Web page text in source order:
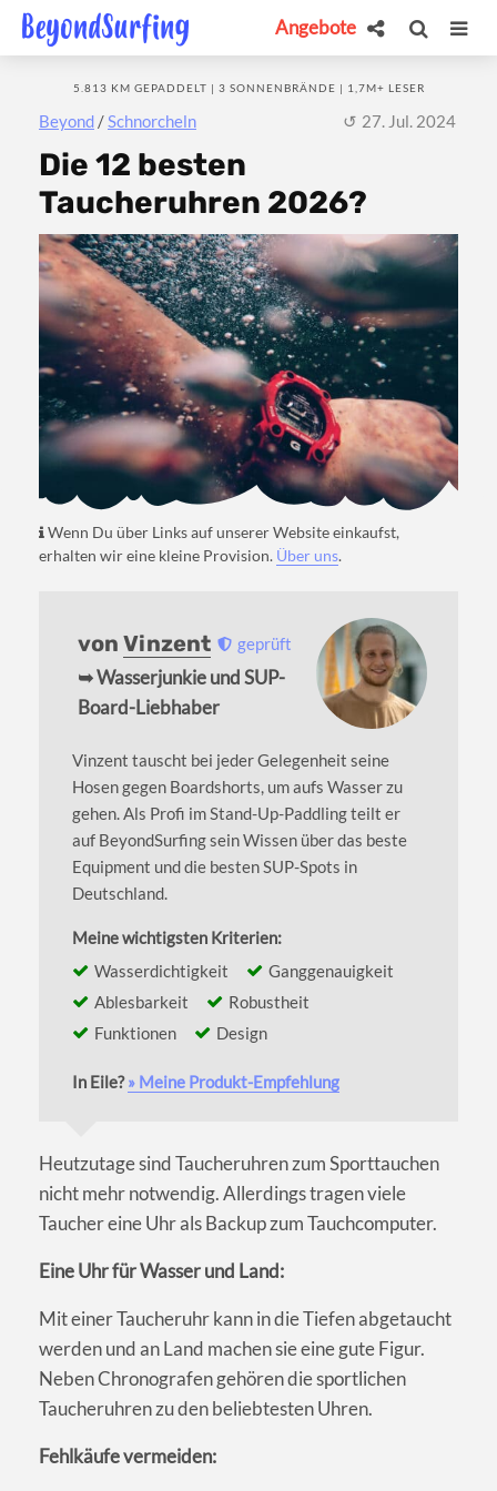
Angebote
Beyond /Schnorcheln
5.813 KM GEPADDELT | 3 SONNENBRÄNDE | 1,7M+ LESER
27. Jul. 2024
Die 12 besten
Taucheruhren 2026?
Wenn Du über Links auf unserer Website einkaufst,
erhalten wir eine kleine Provision. Über uns.
vonVinzent geprüft
➥ Wasserjunkie und SUP-
Board-Liebhaber
Vinzent tauscht bei jeder Gelegenheit seine
Hosen gegen Boardshorts, um aufs Wasser zu
gehen. Als Profi im Stand-Up-Paddling teilt er
auf BeyondSurfing sein Wissen über das beste
Equipment und die besten SUP-Spots in
Deutschland.
Meine wichtigsten Kriterien:
Wasserdichtigkeit
Ganggenauigkeit
Ablesbarkeit
Robustheit
Funktionen
Design
In Eile?» Meine Produkt-Empfehlung
Heutzutage sind Taucheruhren zum Sporttauchen
nicht mehr notwendig. Allerdings tragen viele
Taucher eine Uhr als Backup zum Tauchcomputer.
Eine Uhr für Wasser und Land:
Mit einer Taucheruhr kann in die Tiefen abgetaucht
werden und an Land machen sie eine gute Figur.
Neben Chronografen gehören die sportlichen
Taucheruhren zu den beliebtesten Uhren.
Fehlkäufe vermeiden: